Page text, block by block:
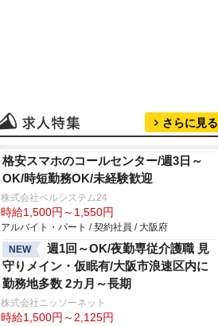
さらに見る
格安スマホのコールセンター/週3日～
OK/時短勤務OK/未経験歓迎
株式会社ベルシステム24
時給1,500円～1,550円
アルバイト・パート / 契約社員 / 大阪府
NEW
週1回～OK/夜勤専従介護職 見
守りメイン・仮眠有/大阪市浪速区内に
勤務地多数 2カ月～長期
株式会社ニッソーネット
時給1,500円～2,125円